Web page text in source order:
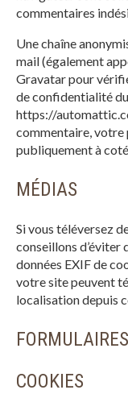
commentaires
Une chaîne
mail (également
Gravatar pour
de confidentialité
https://
commentaire,
publiquement à
MÉDIAS
Si vous téléversez
conseillons d’éviter
données EXIF de
votre site peuvent
localisation depuis
COOKIES